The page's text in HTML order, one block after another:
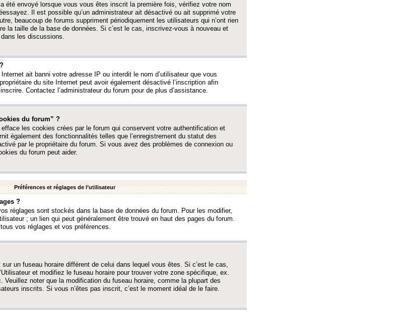
été envoyé lorsque vous vous êtes inscrit la première fois, vérifiez votre nom
Il est possible qu’un administrateur ait désactivé ou ait supprimé votre
beaucoup de forums suppriment périodiquement les utilisateurs qui n’ont rien
la taille de la base de données. Si c’est le cas, inscrivez-vous à nouveau et
les discussions.
ait banni votre adresse IP ou interdit le nom d’utilisateur que vous
du site Internet peut avoir également désactivé l’inscription afin
Contactez l’administrateur du forum pour de plus d’assistance.
du forum” ?
efface les cookies crées par le forum qui conservent votre authentification et
également des fonctionnalités telles que l’enregistrement du statut des
par le propriétaire du forum. Si vous avez des problèmes de connexion ou
du forum peut aider.
Préférences et réglages de l’utilisateur
?
réglages sont stockés dans la base de données du forum. Pour les modifier,
; un lien qui peut généralement être trouvé en haut des pages du forum.
vos réglages et vos préférences.
sur un fuseau horaire différent de celui dans lequel vous êtes. Si c’est le cas,
et modifiez le fuseau horaire pour trouver votre zone spécifique, ex.
Veuillez noter que la modification du fuseau horaire, comme la plupart des
inscrits. Si vous n’êtes pas inscrit, c’est le moment idéal de le faire.